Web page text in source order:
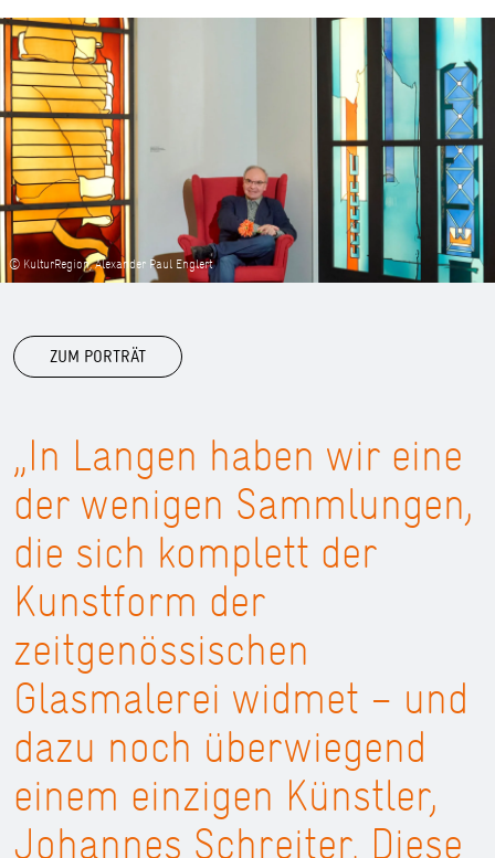
© KulturRegion, Alexander Paul Englert
ZUM PORTRÄT
„In Langen haben wir eine
der wenigen Sammlungen,
die sich komplett der
Kunstform der
zeitgenössischen
Glasmalerei widmet – und
dazu noch überwiegend
einem einzigen Künstler,
Johannes Schreiter. Diese